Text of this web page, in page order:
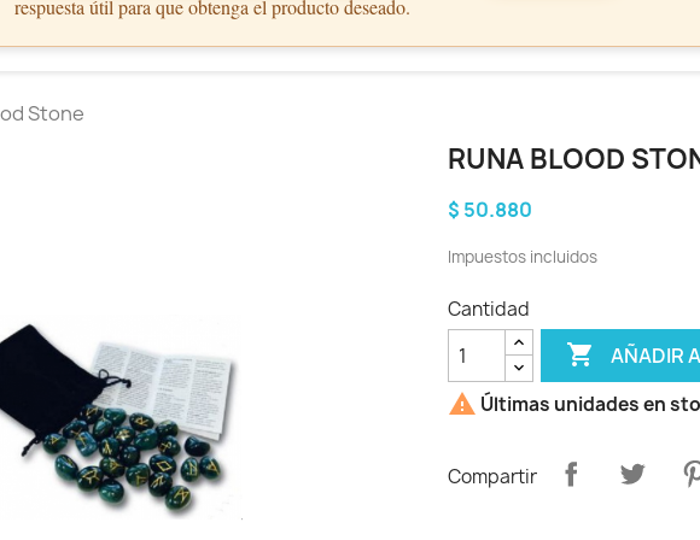
respuesta útil para que obtenga el producto deseado.
Stone
RUNA BLOOD
$ 50.880
Impuestos incluidos
Cantidad
 AÑADIR
 Últimas unidades en
Compartir